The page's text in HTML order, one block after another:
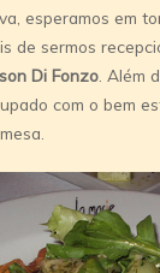
esperamos em
de sermos
Di Fonzo . Além
com o bem